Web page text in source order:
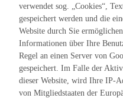
verwendet sog. „Cookies“,
gespeichert werden und die
Website durch Sie
Informationen über Ihre
Regel an einen Server von
gespeichert. Im Falle der
dieser Website, wird Ihre IP-
von Mitgliedstaaten der